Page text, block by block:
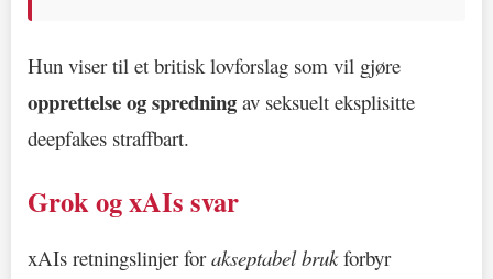
Hun viser til et britisk lovforslag som vil gjøre
opprettelse og spredning av seksuelt eksplisitte
deepfakes straffbart.
Grok og xAIs svar
xAIs retningslinjer forakseptabel brukforbyr